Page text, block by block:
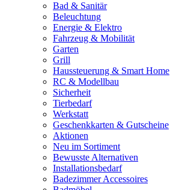
Bad & Sanitär
Beleuchtung
Energie & Elektro
Fahrzeug & Mobilität
Garten
Grill
Haussteuerung & Smart Home
RC & Modellbau
Sicherheit
Tierbedarf
Werkstatt
Geschenkkarten & Gutscheine
Aktionen
Neu im Sortiment
Bewusste Alternativen
Installationsbedarf
Badezimmer Accessoires